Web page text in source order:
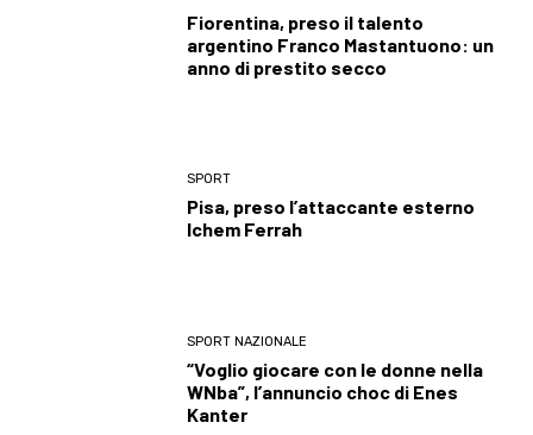
Fiorentina, preso il talento
argentino Franco Mastantuono: un
anno di prestito secco
SPORT
Pisa, preso l’attaccante esterno
Ichem Ferrah
SPORT NAZIONALE
“Voglio giocare con le donne nella
WNba”, l’annuncio choc di Enes
Kanter